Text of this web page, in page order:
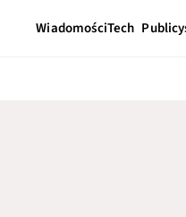
WiadomościTech